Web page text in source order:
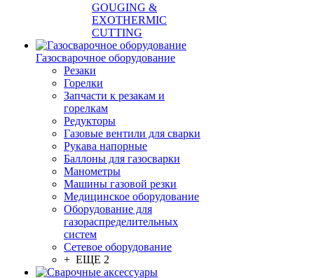
GOUGING &
EXOTHERMIC
CUTTING
Газосварочное оборудование
Резаки
Горелки
Запчасти к резакам и
горелкам
Редукторы
Газовые вентили для сварки
Рукава напорные
Баллоны для газосварки
Манометры
Машины газовой резки
Медицинское оборудование
Оборудование для
газораспределительных
систем
Сетевое оборудование
+ ЕЩЕ 2